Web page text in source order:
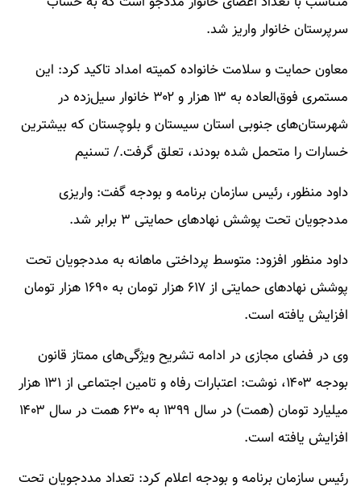
سرپرستان خانوار واریز شد.
معاون حمایت و سلامت خانواده کمیته امداد تاکید کرد: این
مستمری فوق‌العاده به ۱۳ هزار و ۳۰۲ خانوار سیل‌زده در
شهرستان‌های جنوبی استان سیستان و بلوچستان که بیشترین
خسارات را متحمل شده بودند، تعلق گرفت./ تسنیم
داود منظور، رئیس سازمان برنامه و بودجه گفت: واریزی
مددجویان تحت پوشش نهادهای حمایتی ۳ برابر شد.
داود منظور افزود: متوسط پرداختی ماهانه به مددجویان تحت
پوشش نهادهای حمایتی از ۶۱۷ هزار تومان به ۱۶۹۰ هزار تومان
افزایش یافته است.
وی در فضای مجازی در ادامه تشریح ویژگی‌های ممتاز قانون
بودجه ۱۴۰۳، نوشت: اعتبارات رفاه و تامین اجتماعی از ۱۳۱ هزار
میلیارد تومان (همت) در سال ۱۳۹۹ به ۶۳۰ همت در سال ۱۴۰۳
افزایش یافته است.
رئیس سازمان برنامه و بودجه اعلام کرد: تعداد مددجویان تحت